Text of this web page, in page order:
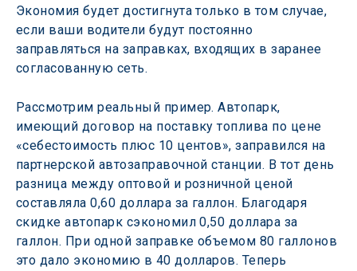
Экономия будет достигнута только в том случае,
если ваши водители будут постоянно
заправляться на заправках, входящих в заранее
согласованную сеть.
Рассмотрим реальный пример. Автопарк,
имеющий договор на поставку топлива по цене
«себестоимость плюс 10 центов», заправился на
партнерской автозаправочной станции. В тот день
разница между оптовой и розничной ценой
составляла 0,60 доллара за галлон. Благодаря
скидке автопарк сэкономил 0,50 доллара за
галлон. При одной заправке объемом 80 галлонов
это дало экономию в 40 долларов. Теперь